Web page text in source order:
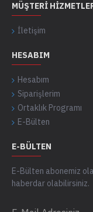
MÜŞTERI
İletişim
HESABIM
Hesabım
Siparişlerim
Ortaklık Programı
E-Bülten
E-BÜLTEN
E-Bülten abonemiz
haberdar olabilirsiniz.